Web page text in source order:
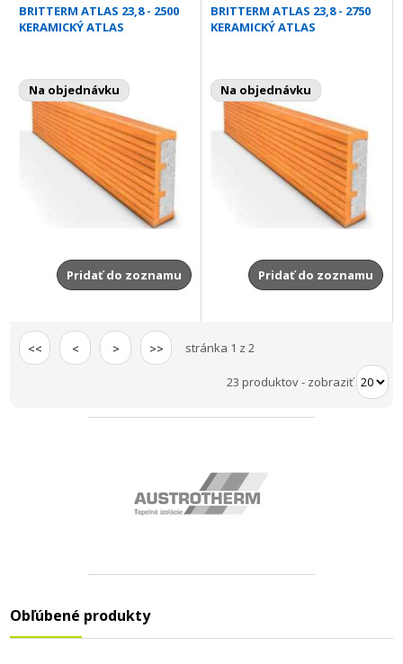
BRITTERM ATLAS 23,8 - 2500
KERAMICKÝ ATLAS
Na objednávku
Pridať do zoznamu
BRITTERM ATLAS 23,8 - 2750
KERAMICKÝ ATLAS
Na objednávku
Pridať do zoznamu
<< < > >> stránka 1 z 2
23 produktov- zobraziť
Obľúbené produkty